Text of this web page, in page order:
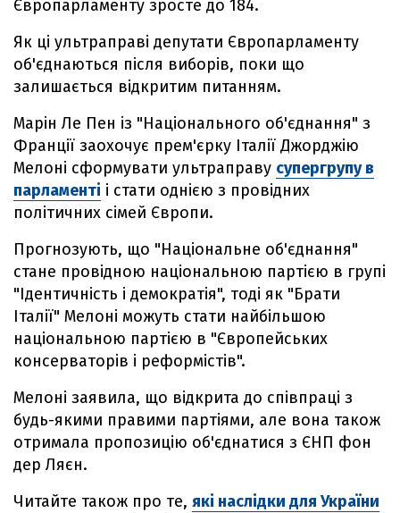
Європарламенту зросте до 184.
Як ці ультраправі депутати Європарламенту
об'єднаються після виборів, поки що
залишається відкритим питанням.
Марін Ле Пен із "Національного об'єднання" з
Франції заохочує прем'єрку Італії Джорджію
Мелоні сформувати ультраправу супергрупу в
парламенті і стати однією з провідних
політичних сімей Європи.
Прогнозують, що "Національне об'єднання"
стане провідною національною партією в групі
"Ідентичність і демократія", тоді як "Брати
Італії" Мелоні можуть стати найбільшою
національною партією в "Європейських
консерваторів і реформістів".
Мелоні заявила, що відкрита до співпраці з
будь-якими правими партіями, але вона також
отримала пропозицію об'єднатися з ЄНП фон
дер Ляєн.
Читайте також про те, які наслідки для України